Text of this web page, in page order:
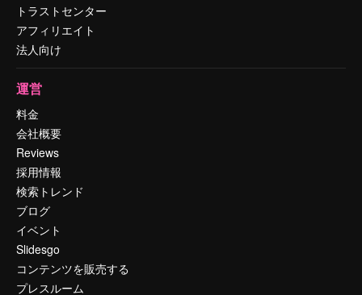
トラストセンター
アフィリエイト
法人向け
運営
料金
会社概要
Reviews
採用情報
検索トレンド
ブログ
イベント
Slidesgo
コンテンツを販売する
プレスルーム